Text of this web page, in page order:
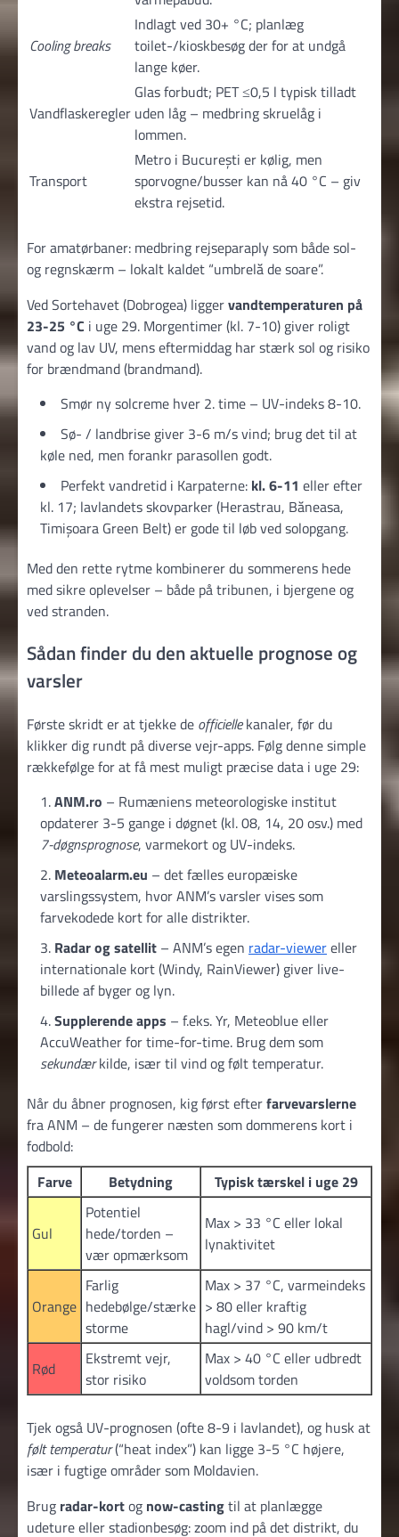
Cooling breaks
Indlagt ved 30+ °C; planlæg
toilet-/kioskbesøg der for at undgå
lange køer.
Vandflaskeregler
Glas forbudt; PET ≤0,5 l typisk tilladt
uden låg – medbring skruelåg i
lommen.
Transport
Metro i București er kølig, men
sporvogne/busser kan nå 40 °C – giv
ekstra rejsetid.
For amatør­baner: medbring rejseparaply som både sol-
og regn­skærm – lokalt kaldet “umbrelă de soare”.
Ved Sortehavet (Dobrogea) liggervand­temperaturen på
23-25 °C i uge 29. Morgen­timer (kl. 7-10) giver roligt
vand og lav UV, mens eftermiddag har stærk sol og risiko
for brænd­mand (brandmand).
Smør ny solcreme hver 2. time – UV-indeks 8-10.
Sø- / landbrise giver 3-6 m/s vind; brug det til at
køle ned, men forankr parasollen godt.
Perfekt vandretid i Karpaterne: kl. 6-11 eller efter
kl. 17; lavlandets skovparker (Herastrau, Băneasa,
Timișoara Green Belt) er gode til løb ved solopgang.
Med den rette rytme kombinerer du sommerens hede
med sikre oplevelser – både på tribunen, i bjergene og
ved stranden.
Sådan finder du den aktuelle prognose og
varsler
Første skridt er at tjekke de officiellekanaler, før du
klikker dig rundt på diverse vejr-apps. Følg denne simple
rækkefølge for at få mest muligt præcise data i uge 29:
ANM.ro – Rumæniens meteorologiske institut
opdaterer 3-5 gange i døgnet (kl. 08, 14, 20 osv.) med
7-døgnsprognose, varmekort og UV-indeks.
Meteoalarm.eu – det fælles europæiske
varslingssystem, hvor ANM’s varsler vises som
farvekodede kort for alle distrikter.
Radar og satellit – ANM’s egen radar-viewereller
internationale kort (Windy, RainViewer) giver live-
billede af byger og lyn.
Supplerende apps – f.eks. Yr, Meteoblue eller
AccuWeather for time-for-time. Brug dem som
sekundærkilde, især til vind og følt temperatur.
Når du åbner prognosen, kig først efterfarvevarslerne
fra ANM – de fungerer næsten som dommerens kort i
fodbold:
Farve
Betydning Typisk tærskel i uge 29
Gul
Potentiel
hede/torden –
vær opmærksom
Max > 33 °C eller lokal
lynaktivitet
Orange
Farlig
hedebølge/stærke
storme
Max > 37 °C, varmeindeks
> 80 eller kraftig
hagl/vind > 90 km/t
Rød
Ekstremt vejr,
stor risiko
Max > 40 °C eller udbredt
voldsom torden
Tjek også UV-prognosen (ofte 8-9 i lavlandet), og husk at
følt temperatur(“heat index”) kan ligge 3-5 °C højere,
især i fugtige områder som Moldavien.
Brug radar-kortog now-castingtil at planlægge
udeture eller stadionbesøg: zoom ind på det distrikt, du